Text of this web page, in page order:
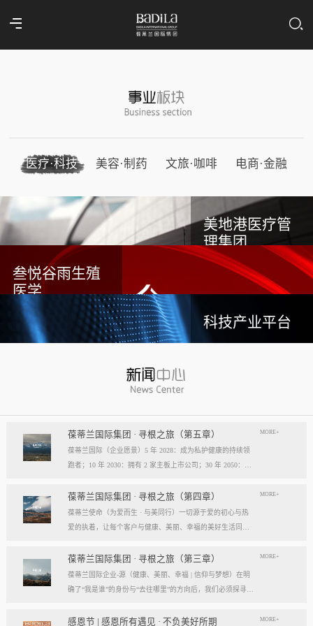
医疗·科技 美容·制药 文旅·咖啡 电商·金融
美地港医疗管
理集团
叁悦谷雨生殖
医学
科技产业平台
葆蒂兰国际集团 · 寻根之旅（第五章）
葆蒂兰国际（企业愿景）5 年 2028：成为私护健康的持续领
跑者；10 年 2030：拥有 2 家主板上市公司；30 年 2050：成
葆蒂兰国际立志成为健康产业中一个响亮的中国品牌。我们
以“为爱而生，与美同行”为使命，绘制出一幅清晰而雄心勃
勃的发展蓝图，旨在以坚实的步伐，从专业的深度走向事业
028 | 5年愿景）成为“私护健康领域的持续领跑者”· 定位： 我
MORE+
葆蒂兰国际集团 · 寻根之旅（第四章）
葆蒂兰使命（为爱而生 · 与美同行）一切源于爱的初心与热
爱的执着，让每个客户与健康、美丽、幸福的美好生活同
双翼“爱的初心”与“热爱的执着”，共同构成了葆蒂兰的精神内
核与力量源泉，二者如同呼吸，一呼一吸，生生不息。爱的
初心，是我们的根脉与方向。它是最初那份纯粹的善意、利
MORE+
葆蒂兰国际集团 · 寻根之旅（第三章）
葆蒂兰国际企业-源（健康、美丽、幸福 | 信仰与梦想）在明
确了“我是谁”的身份与“去往哪里”的方向后，我们必须探寻滋
格局与能量。它，就是葆蒂兰的“源”——我们一切思想与行
MORE+
感恩节 | 感恩所有遇见 · 不负美好所期 MORE+